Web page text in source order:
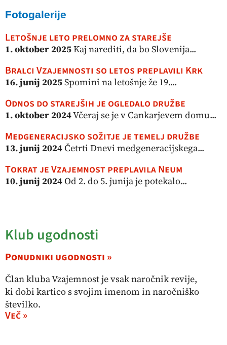
Fotogalerije
Letošnje leto prelomno za starejše
1. oktober 2025Kaj narediti, da bo Slovenija...
Bralci Vzajemnosti so letos preplavili Krk
16. junij 2025Spomini na letošnje že 19....
Odnos do starejših je ogledalo družbe
1. oktober 2024Včeraj se je v Cankarjevem domu...
Medgeneracijsko sožitje je temelj družbe
13. junij 2024Četrti Dnevi medgeneracijskega...
Tokrat je Vzajemnost preplavila Neum
10. junij 2024Od 2. do 5. junija je potekalo...
Klub ugodnosti
Ponudniki ugodnosti »
Član kluba Vzajemnost je vsak naročnik revije,
ki dobi kartico s svojim imenom in naročniško
številko.
Več »